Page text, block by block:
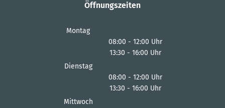
Öffnungszeiten
Montag
08:00 - 12:00 Uhr
Von 08:00 bis 12:00 Uhr
13:30 - 16:00 Uhr
Dienstag
08:00 - 12:00 Uhr
Von 08:00 bis 12:00 Uhr
13:30 - 16:00 Uhr
Mittwoch